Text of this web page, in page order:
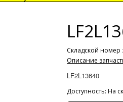
Складской номер
Описание
LF2L13640
Доступность: На